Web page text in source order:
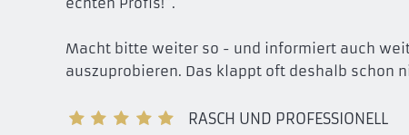
Macht bitte weiter so - und informiert auch
auszuprobieren. Das klappt oft deshalb schon
RASCH UND PROFESSIONELL